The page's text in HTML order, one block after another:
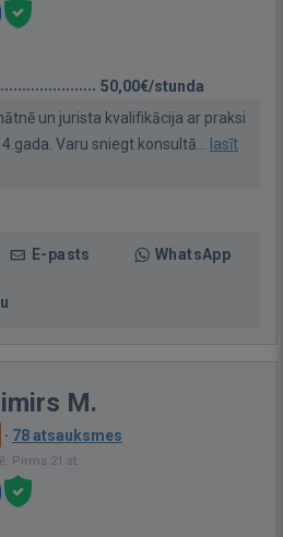
50,00€/stunda
un jurista kvalifikācija ar praksi
Varu sniegt konsultā... lasīt
E-pasts WhatsApp
M.
· 78 atsauksmes
Pirms 21 st.